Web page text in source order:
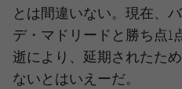
順位表
とは間違いない。現在、
デ・マドリードと勝ち点1
逝により、延期されたた
ないとはいえーだ。